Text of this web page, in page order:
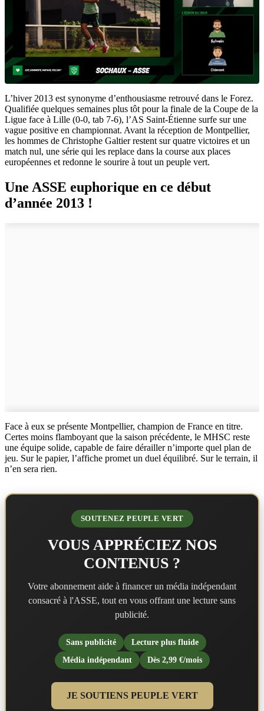
L’hiver 2013 est synonyme d’enthousiasme retrouvé dans le Forez.
Qualifiée quelques semaines plus tôt pour la finale de la Coupe de la
Ligue face à Lille (0-0, tab 7-6), l’AS Saint-Étienne surfe sur une
vague positive en championnat. Avant la réception de Montpellier,
les hommes de Christophe Galtier restent sur quatre victoires et un
match nul, une série qui les replace dans la course aux places
européennes et redonne le sourire à tout un peuple vert.
Une ASSE euphorique en ce début
d’année 2013 !
Face à eux se présente Montpellier, champion de France en titre.
Certes moins flamboyant que la saison précédente, le MHSC reste
une équipe solide, capable de faire dérailler n’importe quel plan de
jeu. Sur le papier, l’affiche promet un duel équilibré. Sur le terrain, il
n’en sera rien.
SOUTENEZ PEUPLE VERT
VOUS APPRÉCIEZ NOS
CONTENUS ?
Votre abonnement aide à financer un média indépendant
consacré à l'ASSE, tout en vous offrant une lecture sans
publicité.
Sans publicité
Lecture plus fluide
Média indépendant
Dès 2,99 €/mois
JE SOUTIENS PEUPLE VERT